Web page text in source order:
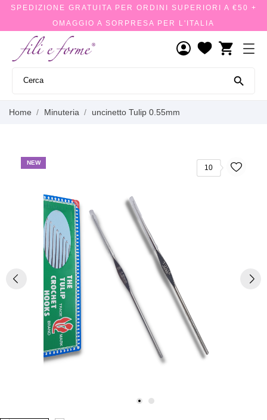
SPEDIZIONE GRATUITA PER ORDINI SUPERIORI A €50 +
OMAGGIO A SORPRESA PER L'ITALIA
shopping_cart

Home Minuteria uncinetto Tulip 0.55mm
NEW
10